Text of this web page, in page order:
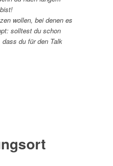
wollen, bei denen es
solltest du schon
du für den Talk